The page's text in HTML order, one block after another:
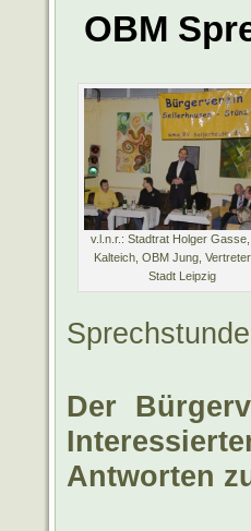
OBM
v.l.n.r.: Stadtrat Holger Gasse,
Kalteich, OBM Jung,
Stadt Leipzig
.
Der
Antworten